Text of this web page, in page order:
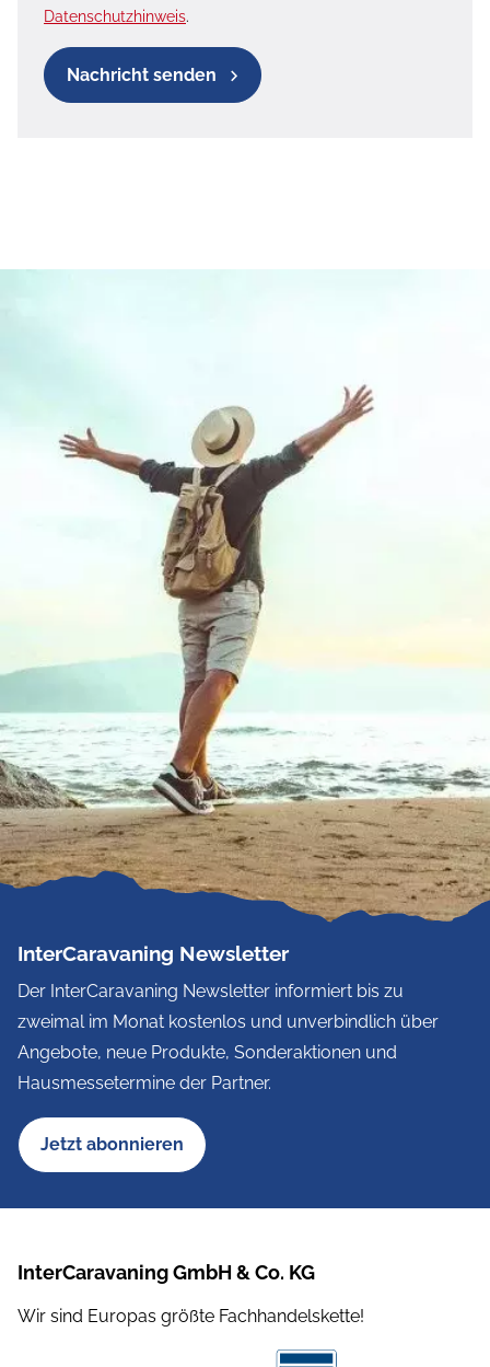
Datenschutzhinweis.
Nachricht senden
InterCaravaning Newsletter
Der InterCaravaning Newsletter informiert bis zu
zweimal im Monat kostenlos und unverbindlich über
Angebote, neue Produkte, Sonderaktionen und
Hausmessetermine der Partner.
Jetzt abonnieren
InterCaravaning GmbH & Co. KG
Wir sind Europas größte Fachhandelskette!